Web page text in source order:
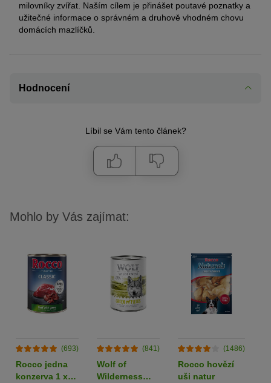
milovníky zvířat. Naším cílem je přinášet poutavé poznatky a
užitečné informace o správném a druhově vhodném chovu
domácích mazlíčků.
Hodnocení
Líbil se Vám tento článek?
Mohlo by Vás zajímat:
(693)
Rocco jedna
konzerva 1 x
(841)
Wolf of
Wilderness
(1486)
Rocco hovězí
uši natur